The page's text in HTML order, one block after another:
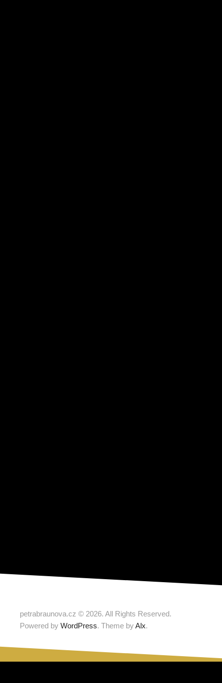
petrabraunova.cz © 2026. All Rights Reserved.
Powered by WordPress. Theme byAlx.